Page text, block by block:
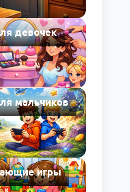
девочек
мальчиков
игры